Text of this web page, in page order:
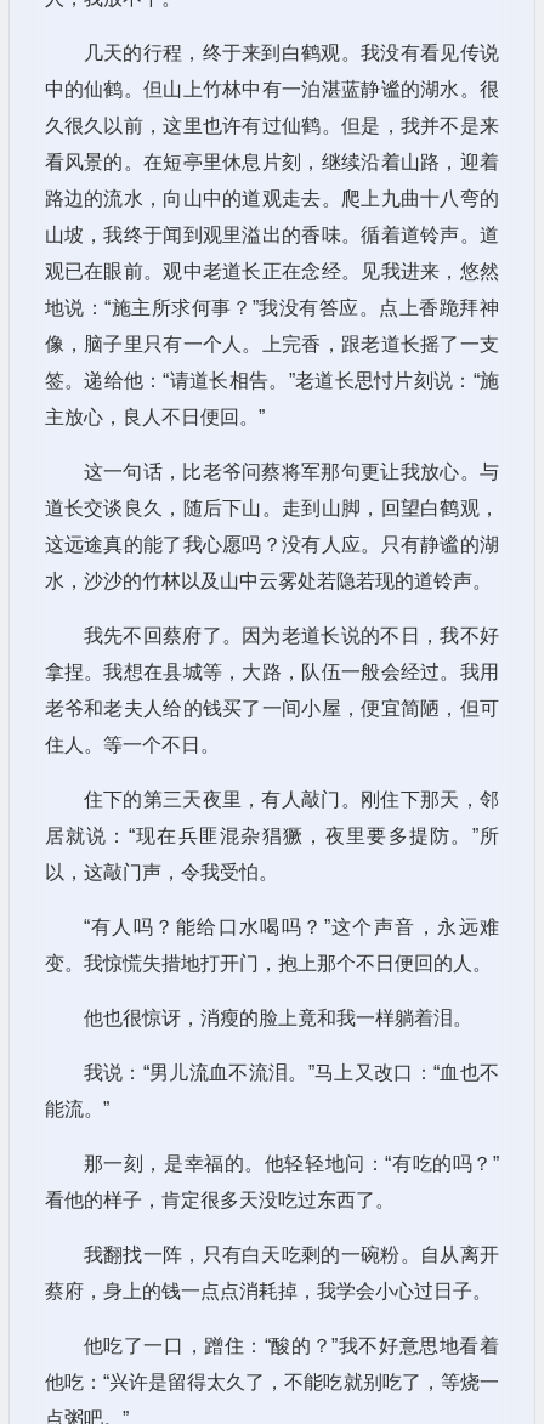
几天的行程，终于来到白鹤观。我没有看见传说
中的仙鹤。但山上竹林中有一泊湛蓝静谧的湖水。很
久很久以前，这里也许有过仙鹤。但是，我并不是来
看风景的。在短亭里休息片刻，继续沿着山路，迎着
路边的流水，向山中的道观走去。爬上九曲十八弯的
山坡，我终于闻到观里溢出的香味。循着道铃声。道
观已在眼前。观中老道长正在念经。见我进来，悠然
地说：“施主所求何事？”我没有答应。点上香跪拜神
像，脑子里只有一个人。上完香，跟老道长摇了一支
签。递给他：“请道长相告。”老道长思忖片刻说：“施
主放心，良人不日便回。”
这一句话，比老爷问蔡将军那句更让我放心。与
道长交谈良久，随后下山。走到山脚，回望白鹤观，
这远途真的能了我心愿吗？没有人应。只有静谧的湖
水，沙沙的竹林以及山中云雾处若隐若现的道铃声。
我先不回蔡府了。因为老道长说的不日，我不好
拿捏。我想在县城等，大路，队伍一般会经过。我用
老爷和老夫人给的钱买了一间小屋，便宜简陋，但可
住人。等一个不日。
住下的第三天夜里，有人敲门。刚住下那天，邻
居就说：“现在兵匪混杂猖獗，夜里要多提防。”所
以，这敲门声，令我受怕。
“有人吗？能给口水喝吗？”这个声音，永远难
变。我惊慌失措地打开门，抱上那个不日便回的人。
他也很惊讶，消瘦的脸上竟和我一样躺着泪。
我说：“男儿流血不流泪。”马上又改口：“血也不
能流。”
那一刻，是幸福的。他轻轻地问：“有吃的吗？”
看他的样子，肯定很多天没吃过东西了。
我翻找一阵，只有白天吃剩的一碗粉。自从离开
蔡府，身上的钱一点点消耗掉，我学会小心过日子。
他吃了一口，蹭住：“酸的？”我不好意思地看着
他吃：“兴许是留得太久了，不能吃就别吃了，等烧一
点粥吧。”